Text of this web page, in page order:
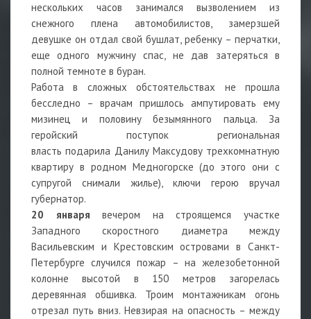
нескольких часов занимался вызволением из
снежного плена автомобилистов, замерзшей
девушке он отдал свой бушлат, ребенку – перчатки,
еще одного мужчину спас, не дав затеряться в
полной темноте в буран.
Работа в сложных обстоятельствах не прошла
бесследно – врачам пришлось ампутировать ему
мизинец и половину безымянного пальца. За
геройский поступок региональная
власть подарила Данилу Максудову трехкомнатную
квартиру в родном Медногорске (до этого они с
супругой снимали жилье), ключи герою вручал
губернатор.
20 января вечером на строящемся участке
Западного скоростного диаметра между
Васильевским и Крестовским островами в Санкт-
Петербурге случился пожар – на железобетонной
колонне высотой в 150 метров загорелась
деревянная обшивка. Троим монтажникам огонь
отрезал путь вниз. Невзирая на опасность – между